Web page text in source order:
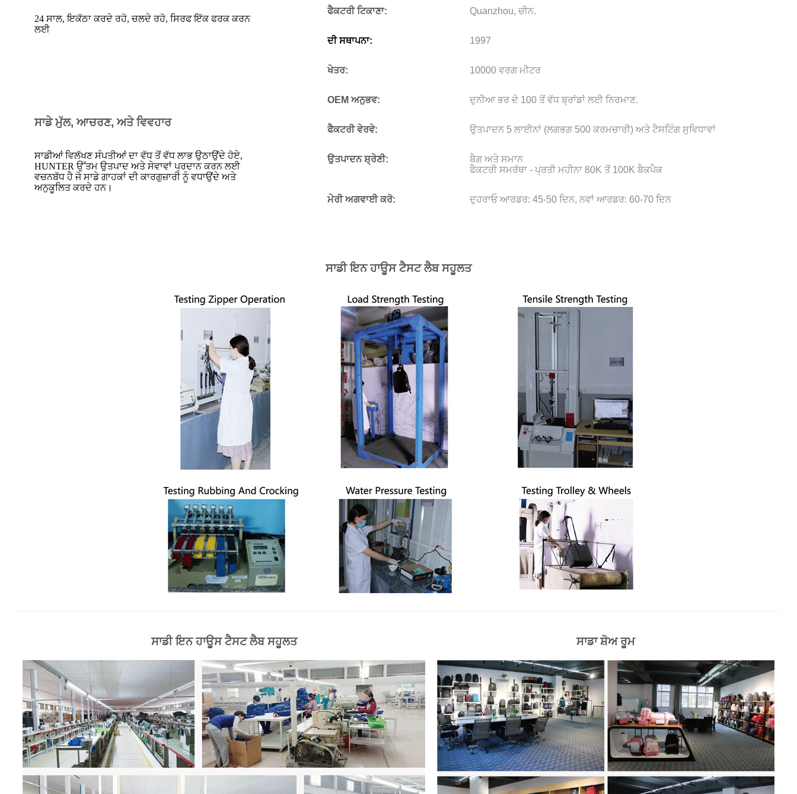
24 ਸਾਲ, ਇਕੱਠਾ ਕਰਦੇ ਰਹੋ, ਚਲਦੇ ਰਹੋ, ਸਿਰਫ ਇੱਕ ਫਰਕ ਕਰਨ
ਲਈ
ਸਾਡੇ ਮੁੱਲ, ਆਚਰਣ, ਅਤੇ ਵਿਵਹਾਰ
ਸਾਡੀਆਂ ਵਿਲੱਖਣ ਸੰਪਤੀਆਂ ਦਾ ਵੱਧ ਤੋਂ ਵੱਧ ਲਾਭ ਉਠਾਉਂਦੇ ਹੋਏ,
HUNTER ਉੱਤਮ ਉਤਪਾਦ ਅਤੇ ਸੇਵਾਵਾਂ ਪ੍ਰਦਾਨ ਕਰਨ ਲਈ
ਵਚਨਬੱਧ ਹੈ ਜੋ ਸਾਡੇ ਗਾਹਕਾਂ ਦੀ ਕਾਰਗੁਜ਼ਾਰੀ ਨੂੰ ਵਧਾਉਂਦੇ ਅਤੇ
ਅਨੁਕੂਲਿਤ ਕਰਦੇ ਹਨ।
ਫੈਕਟਰੀ ਟਿਕਾਣਾ: Quanzhou, ਚੀਨ.
ਦੀ ਸਥਾਪਨਾ: 1997
ਖੇਤਰ: 10000 ਵਰਗ ਮੀਟਰ
OEM ਅਨੁਭਵ: ਦੁਨੀਆ ਭਰ ਦੇ 100 ਤੋਂ ਵੱਧ ਬ੍ਰਾਂਡਾਂ ਲਈ ਨਿਰਮਾਣ.
ਫੈਕਟਰੀ ਵੇਰਵੇ: ਉਤਪਾਦਨ 5 ਲਾਈਨਾਂ (ਲਗਭਗ 500 ਕਰਮਚਾਰੀ) ਅਤੇ ਟੈਸਟਿੰਗ ਸੁਵਿਧਾਵਾਂ
ਉਤਪਾਦਨ ਸ਼੍ਰੇਣੀ:
ਬੈਗ ਅਤੇ ਸਮਾਨ
ਫੈਕਟਰੀ ਸਮਰੱਥਾ - ਪ੍ਰਤੀ ਮਹੀਨਾ 80K ਤੋਂ 100K ਬੈਕਪੈਕ
ਮੇਰੀ ਅਗਵਾਈ ਕਰੋ: ਦੁਹਰਾਓ ਆਰਡਰ: 45-50 ਦਿਨ, ਨਵਾਂ ਆਰਡਰ: 60-70 ਦਿਨ
ਸਾਡੀ ਇਨ ਹਾਊਸ ਟੈਸਟ ਲੈਬ ਸਹੂਲਤ
ਸਾਡੀ ਇਨ ਹਾਊਸ ਟੈਸਟ ਲੈਬ ਸਹੂਲਤ ਸਾਡਾ ਸ਼ੋਅ ਰੂਮ